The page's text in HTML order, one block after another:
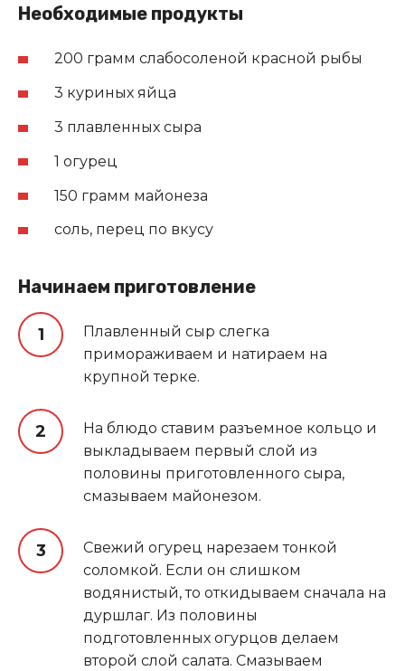
Необходимые продукты
200 грамм слабосоленой красной рыбы
3 куриных яйца
3 плавленных сыра
1 огурец
150 грамм майонеза
соль, перец по вкусу
Начинаем приготовление
Плавленный сыр слегка
примораживаем и натираем на
крупной терке.
На блюдо ставим разъемное кольцо и
выкладываем первый слой из
половины приготовленного сыра,
смазываем майонезом.
Свежий огурец нарезаем тонкой
соломкой. Если он слишком
водянистый, то откидываем сначала на
дуршлаг. Из половины
подготовленных огурцов делаем
второй слой салата. Смазываем